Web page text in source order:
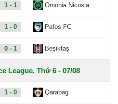
1 - 1 Omonia Nicosia
1 - 0 Pafos FC
0 - 1 Beşiktaş
League, Thứ 6 - 07/08
1 - 0 Qarabag